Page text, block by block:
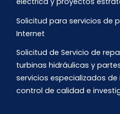
Solicitud para servicios de
Internet
Solicitud de Servicio de
turbinas hidráulicas y
servicios especializados
control de calidad e